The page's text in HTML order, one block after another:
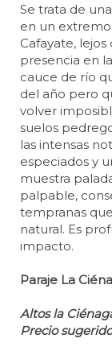
Se trata de
en un
Cafayate,
presencia en
cauce de río
del año pero
volver
suelos
las intensas
especiados y
muestra
palpable,
tempranas
natural. Es
impacto.
Paraje La
Altos la
Precio